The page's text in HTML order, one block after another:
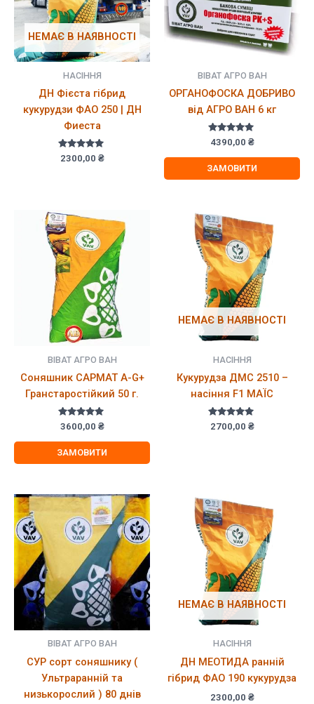
НЕМАЄ В НАЯВНОСТІ
НАСІННЯ
ДН Фієста гібрид
кукурудзи ФАО 250 | ДН
Фиеста
Оцінено в
5.00
2300,00 ₴
ВІВАТ АГРО ВАН
ОРГАНОФОСКА ДОБРИВО
від АГРО ВАН 6 кг
Оцінено в
5.00
з 5
4390,00 ₴
ЗАМОВИТИ
ВІВАТ АГРО ВАН
Соняшник САРМАТ A-G+
Гранстаростійкий 50 г.
Оцінено в
5.00
з 5
3600,00 ₴
ЗАМОВИТИ
НЕМАЄ В НАЯВНОСТІ
НАСІННЯ
Кукурудза ДМС 2510 –
насіння F1 МАЇС
Оцінено в
5.00
2700,00 ₴
ВІВАТ АГРО ВАН
СУР сорт соняшнику (
Ультраранній та
низькорослий ) 80 днів
НЕМАЄ В НАЯВНОСТІ
НАСІННЯ
ДН МЕОТИДА ранній
гібрид ФАО 190 кукурудза
2300,00 ₴